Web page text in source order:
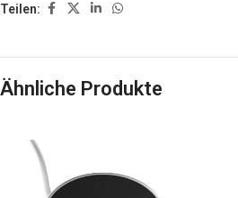
Teilen:
Ähnliche Produkte